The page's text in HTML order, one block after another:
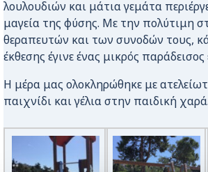
λουλουδιών και μάτια γεμάτα
μαγεία της φύσης. Με την πολύτιμη
θεραπευτών και των συνοδών τους,
έκθεσης έγινε ένας μικρός παράδεισος
Η μέρα μας ολοκληρώθηκε με
παιχνίδι και γέλια στην παιδική χαρά.